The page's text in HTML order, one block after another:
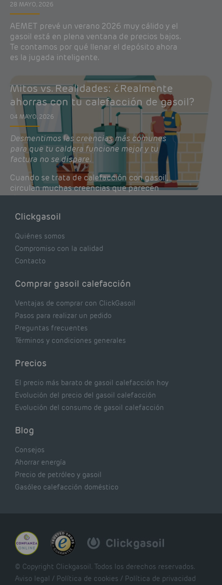
28 MAYO, 2026
AEMET prevé un verano 2026 muy cálido y el
gasoil está en plena ventana de precios bajos.
Te contamos por qué llenar el depósito ahora
es la jugada inteligente.
Mitos vs. Realidades: ¿Realmente
ahorras con tu calefacción de gasoil?
04 MAYO, 2026
Desmentimos las creencias más comunes
para que tu caldera funcione mejor y tu
factura no se dispare.
Cuando se trata de calefacción con gasoil,
circulan muchas creencias que parecen
lógicas pero que, en realidad, pueden estar
de tu caldera. Pocas se contrastan con lo que
Clickgasoil
Quiénes somos
Compromiso con la calidad
Contacto
Comprar gasoil calefacción
Ventajas de comprar con ClickGasoil
Pasos para realizar un pedido
Preguntas frecuentes
Términos y condiciones generales
Precios
El precio más barato de gasoil calefacción hoy
Evolución del precio del gasoil calefacción
Evolución del consumo de gasoil calefacción
Blog
Consejos
Ahorrar energía
Precio de petróleo y gasoil
Gasóleo calefacción doméstico
© Copyright Clickgasoil. Todos los derechos reservados.
Aviso legal / Política de cookies / Política de privacidad